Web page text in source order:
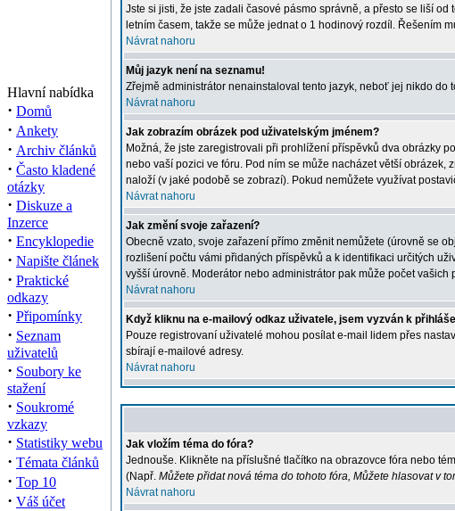
Hlavní nabídka
· Domů
· Ankety
· Archiv článků
· Často kladené
otázky
· Diskuze a
Inzerce
· Encyklopedie
· Napište článek
· Praktické
odkazy
· Připomínky
· Seznam
uživatelů
· Soubory ke
stažení
· Soukromé
vzkazy
· Statistiky webu
· Témata článků
· Top 10
· Váš účet
Jste si jisti, že jste zadali časové pásmo správně, a přesto se liší
letním časem, takže se může jednat o 1 hodinový rozdíl. Řešením
Návrat nahoru
Můj jazyk není na seznamu!
Zřejmě administrátor nenainstaloval tento jazyk, neboť jej nikdo
Návrat nahoru
Jak zobrazím obrázek pod uživatelským jménem?
Možná, že jste zaregistrovali při prohlížení příspěvků dva obrázky
nebo vaší pozici ve fóru. Pod ním se může nacházet větší
naloží (v jaké podobě se zobrazí). Pokud nemůžete využívat
Návrat nahoru
Jak změní svoje zařazení?
Obecně vzato, svoje zařazení přímo změnit nemůžete (úrovně se
rozlišení počtu vámi přidaných příspěvků a k identifikaci určitých
vyšší úrovně. Moderátor nebo administrátor pak může počet vašich
Návrat nahoru
Když kliknu na e-mailový odkaz uživatele, jsem vyzván k
Pouze registrovaní uživatelé mohou posílat e-mail lidem přes
sbírají e-mailové adresy.
Návrat nahoru
Jak vložím téma do fóra?
Jednouše. Klikněte na příslušné tlačítko na obrazovce fóra nebo
(Např. Můžete přidat nová téma do tohoto fóra, Můžete hlasovat v
Návrat nahoru